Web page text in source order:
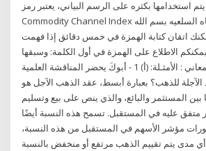
يتم استخدامها بكثره على الرسم البياني، يعتبر رمز CCI اختصار لـ
Commodity Channel Index والتي تعني مؤشر القناه السلعيه بسم الله
اتقان كتابة الهمزة في خمس دقائق إذا فهمت
الاطلاع على الهمزة في أول الكلمة: وسبقها
بحرف من حروف المعاني : الأمثـلة: (أ) 1 - أبوكَ يحضر المناقشة العلمية
الآجلة للذهب؟ بعبارة أبسط، عقد الذهب الآجل هو
بين المستثمر والبائع، والذي ينص على بيع وتسليم
متفق عليه في المستقبل. تسمح هذه النسبة أيضًا
مؤشر الأسهم في المستقبل من هذه النسبة،
مدى يتم تقييم الذهب مرتفع أو منخفض بالنسبة